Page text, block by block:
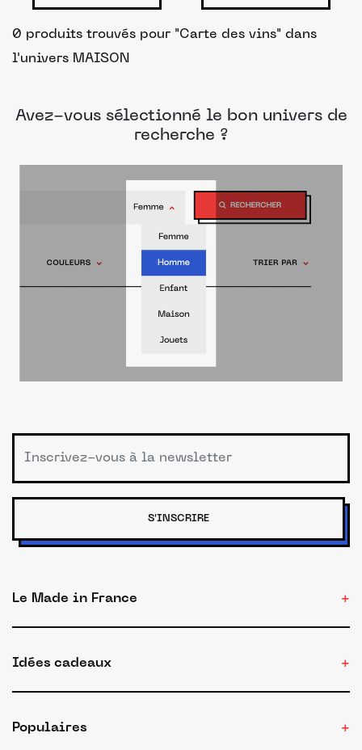
0 produits trouvés pour "Carte des vins" dans
l'univers MAISON
Avez-vous sélectionné le bon univers de
recherche ?
S'INSCRIRE
Le Made in France
Idées cadeaux
Populaires